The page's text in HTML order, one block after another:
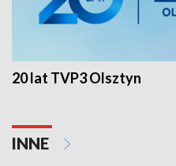
20 lat TVP3 Olsztyn
INNE